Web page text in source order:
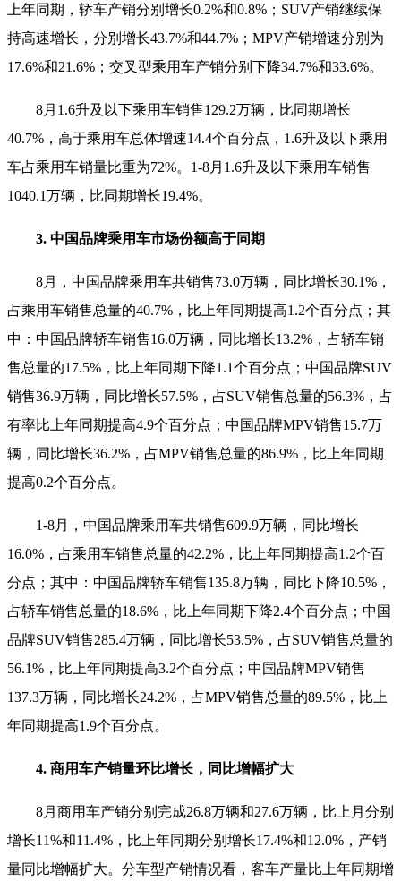
上年同期，轿车产销分别增长0.2%和0.8%；SUV产销继续保
持高速增长，分别增长43.7%和44.7%；MPV产销增速分别为
17.6%和21.6%；交叉型乘用车产销分别下降34.7%和33.6%。
8月1.6升及以下乘用车销售129.2万辆，比同期增长
40.7%，高于乘用车总体增速14.4个百分点，1.6升及以下乘用
车占乘用车销量比重为72%。1-8月1.6升及以下乘用车销售
1040.1万辆，比同期增长19.4%。
3. 中国品牌乘用车市场份额高于同期
8月，中国品牌乘用车共销售73.0万辆，同比增长30.1%，
占乘用车销售总量的40.7%，比上年同期提高1.2个百分点；其
中：中国品牌轿车销售16.0万辆，同比增长13.2%，占轿车销
售总量的17.5%，比上年同期下降1.1个百分点；中国品牌SUV
销售36.9万辆，同比增长57.5%，占SUV销售总量的56.3%，占
有率比上年同期提高4.9个百分点；中国品牌MPV销售15.7万
辆，同比增长36.2%，占MPV销售总量的86.9%，比上年同期
提高0.2个百分点。
1-8月，中国品牌乘用车共销售609.9万辆，同比增长
16.0%，占乘用车销售总量的42.2%，比上年同期提高1.2个百
分点；其中：中国品牌轿车销售135.8万辆，同比下降10.5%，
占轿车销售总量的18.6%，比上年同期下降2.4个百分点；中国
品牌SUV销售285.4万辆，同比增长53.5%，占SUV销售总量的
56.1%，比上年同期提高3.2个百分点；中国品牌MPV销售
137.3万辆，同比增长24.2%，占MPV销售总量的89.5%，比上
年同期提高1.9个百分点。
4. 商用车产销量环比增长，同比增幅扩大
8月商用车产销分别完成26.8万辆和27.6万辆，比上月分别
增长11%和11.4%，比上年同期分别增长17.4%和12.0%，产销
量同比增幅扩大。分车型产销情况看，客车产量比上年同期增